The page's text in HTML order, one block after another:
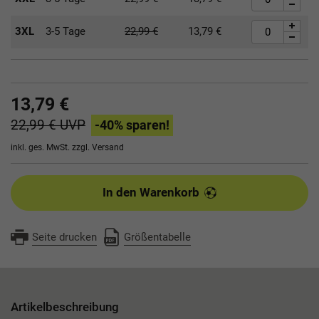
3XL 3-5 Tage 22,99€ 13,79 €
13,79 €
22,99 €UVP -40% sparen!
inkl. ges. MwSt. zzgl. Versand
In den Warenkorb
Seite drucken Größentabelle
Artikelbeschreibung